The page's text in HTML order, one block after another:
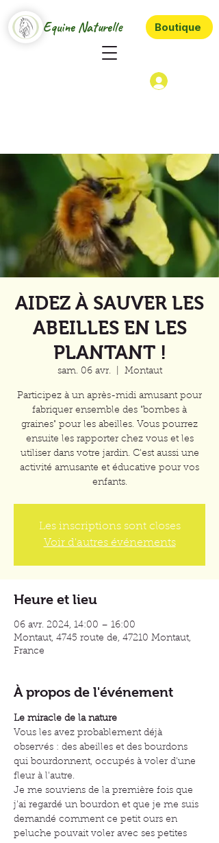
Equine Naturelle Boutique
AIDEZ À SAUVER LES
ABEILLES EN LES
PLANTANT !
sam. 06 avr. Montaut
Participez à un après-midi amusant pour
fabriquer ensemble des "bombes à
graines" pour les abeilles. Vous pourrez
ensuite les rapporter chez vous et les
utiliser dans votre jardin. C'est aussi une
activité amusante et éducative pour vos
enfants.
Les inscriptions sont closes
Voir d'autres événements
Heure et lieu
06 avr. 2024, 14:00 – 16:00
Montaut, 4745 route de, 47210 Montaut,
France
À propos de l'événement
Le miracle de la nature
Vous les avez probablement déjà
observés : des abeilles et des bourdons
qui bourdonnent, occupés à voler d'une
fleur à l'autre.
Je me souviens de la première fois que
j'ai regardé un bourdon et que je me suis
demandé comment ce petit ours en
peluche pouvait voler avec ses petites